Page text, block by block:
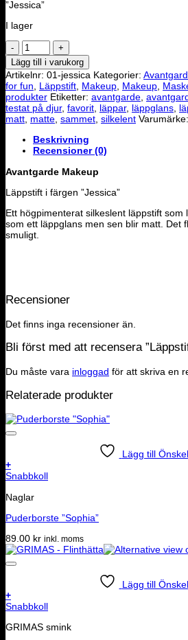
”Jessica”
I lager
Läppstift
"Jessica"
mängd
Lägg till i varukorg
Artikelnr: 01-jessica Kategorier:
for fun
Läppstift Makeup Makeup
produkter Etiketter: avantgarde
testat på djur, favorit läppar, läppglans
matt matte sammet silkelent Varumärke:
Beskrivning
Recensioner (0)
Avantgarde Makeup
Läppstift i färgen ”Jessica”
Ett högpimenterat silkeslent läppstift som
som ett läppglans men sen blir matt. Det
smuligt.
Recensioner
Det finns inga recensioner än.
Bli först med att recensera
Du måste vara inloggad för att skriva en
Relaterade produkter
Lägg till
+
Snabbkoll
Naglar
Puderborste ”Sophia”
89.00 kr inkl. moms
Lägg till
+
Snabbkoll
GRIMAS smink